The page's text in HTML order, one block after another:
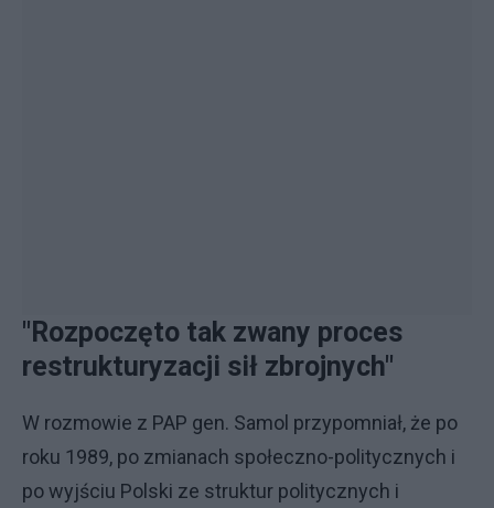
"Rozpoczęto tak zwany proces
restrukturyzacji sił zbrojnych"
W rozmowie z PAP gen. Samol przypomniał, że po
roku 1989, po zmianach społeczno-politycznych i
po wyjściu Polski ze struktur politycznych i